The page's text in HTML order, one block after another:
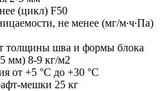
(цикл) F50
не менее (мг/м∙ч∙Па)
толщины шва и формы блока
мм) 8-9 кг/м2
от +5 °С до +30 °С
мешки 25 кг